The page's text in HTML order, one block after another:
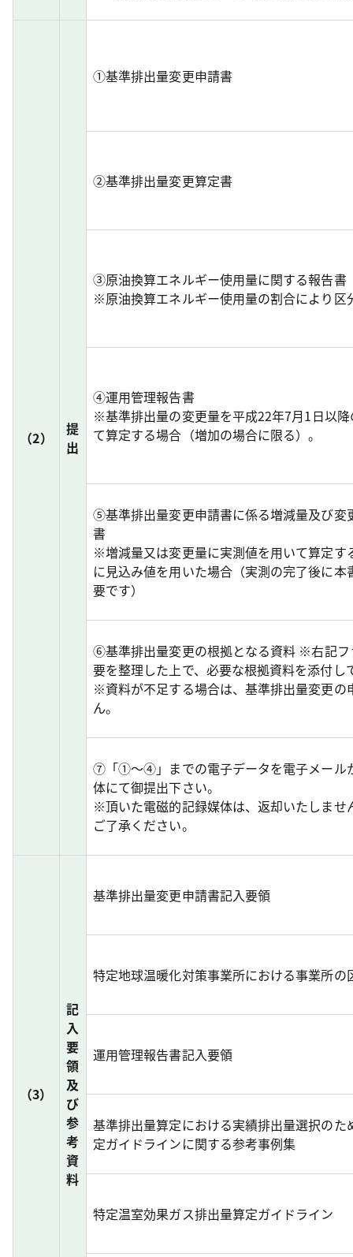
（2）
提
出
①基準排出量変更申請書
②基準排出量変更算定書
③原油換算エネルギー使用量に関する報告書
※原油換算エネルギー使用量の割合により区
④運用管理報告書
※基準排出量の変更量を平成22年7月1日以
て算定する場合（増加の場合に限る）。
⑤基準排出量変更申請書に係る増減量及び変
書
※増減量又は変更量に実測値を用いて算定す
に見込み値を用いた場合（実測の完了後に本
要です）
⑥基準排出量変更の根拠となる資料 ※右記フ
要を整理した上で、必要な根拠資料を添付し
※資料が不足する場合は、基準排出量変更の
ん。
⑦「①～④」までの電子データを電子メール
体にて御提出下さい。
※頂いた電磁的記録媒体は、返却いたしませ
ご了承ください。
（3）
記
入
要
領
及
び
参
考
資
料
基準排出量変更申請書記入要領
特定地球温暖化対策事業所における事業所の
運用管理報告書記入要領
基準排出量算定における実績排出量選択の
定ガイドラインに関する参考事例集
特定温室効果ガス排出量算定ガイドライン